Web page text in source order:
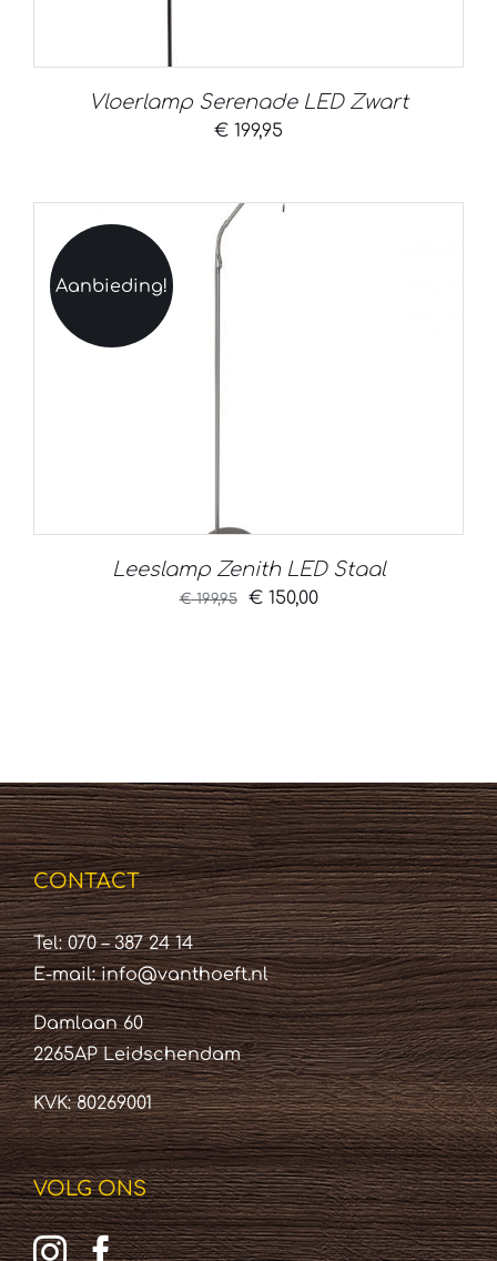
Vloerlamp Serenade LED Zwart
€ 199,95
Aanbieding!
Leeslamp Zenith LED Staal
€199,95
Oorspronkelijke
€150,00Huidige
CONTACT
Tel: 070 – 387 24 14
E-mail:info@vanthoeft.nl
Damlaan 60
2265AP Leidschendam
KVK: 80269001
VOLG ONS